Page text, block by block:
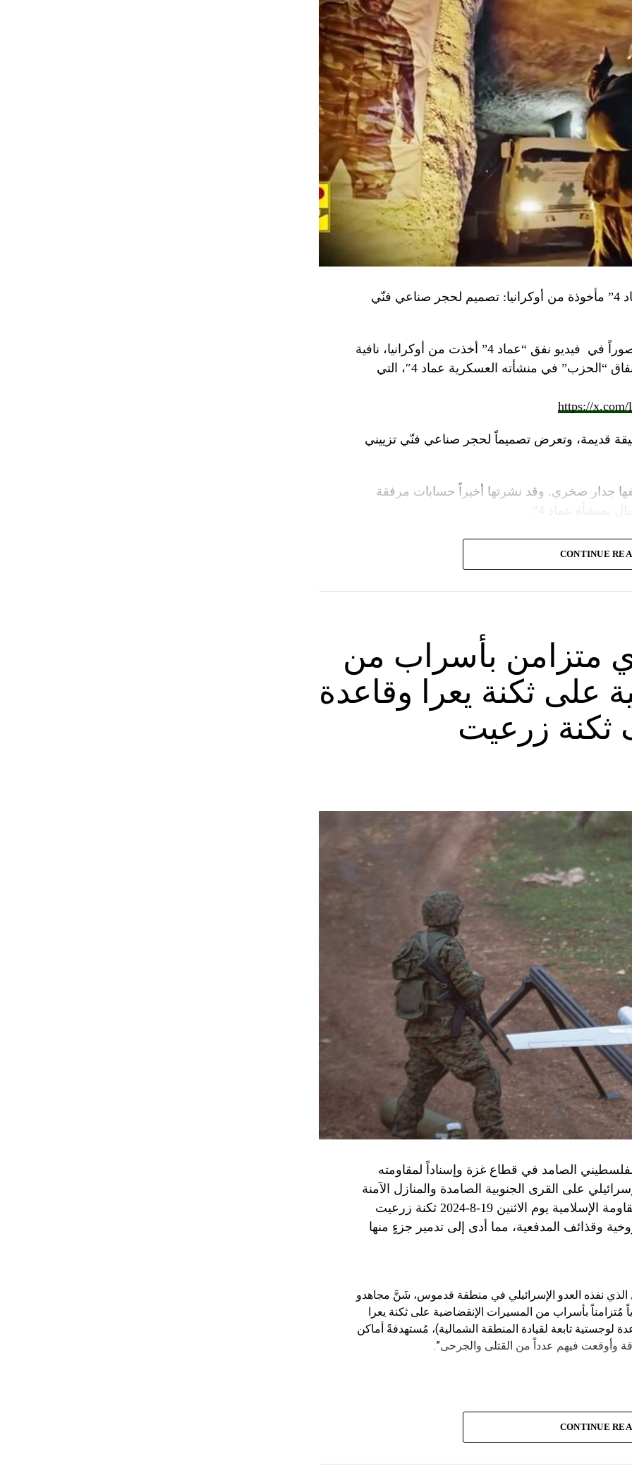
“النهار” تكشف حقيقة صور في فيديو نفق “عماد 4” مأخوذة من أوكرانيا: تصميم لحجر صناعي فنّي
في فيديو
نفق “عماد 4” أخذت من أوكرانيا، نافية
المزاعم المتداولة حول صورة “ملتقطة داخل أنفاق “الحزب” في منشأته العسكرية عماد 4″، التي
https://x.com/
قديمة، وتعرض تصميماً لحجر صناعي فنّي تزييني
جدار صخري. وقد نشرتها أخيراً حسابات مرفقة
منشأة عسكرية تحمل اسم “عماد 4″، نسبة الى القائد العسكري في “الحزب” عماد مغنية الذي
CONTINUE
متزامن بأسراب من
على ثكنة يعرا وقاعدة
زرعيت
الصامد في قطاع غزة وإسناداً لمقاومته
على القرى الجنوبية الصامدة والمنازل الآمنة
وخصوصاً في بلدة باتوليه، استهدف مجاهدو المقاومة الإسلامية يوم الاثنين 19-8-2024 ثكنة زرعيت
وقذائف المدفعية، مما أدى إلى تدمير جزءٍ منها
الذي نفذه العدو الإسرائيلي في منطقة قدموس، شَنَّ مجاهدو
يوم الاثنين 19-8-2024 هجوماً جوياً مُتزامناً بأسراب من المسيرات الإنقضاضية على ثكنة يعرا
سنط جين (قاعدة لوجستية تابعة لقيادة المنطقة الشمالية)، مُستهدفةً أماكن
وأوقعت فيهم عدداً من القتلى والجرحى”.
CONTINUE